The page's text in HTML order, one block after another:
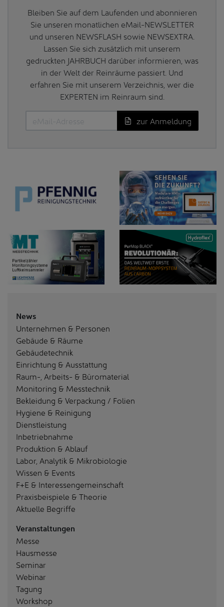
Bleiben Sie auf dem Laufenden und abonnieren
Sie unseren monatlichen eMail-NEWSLETTER
und unseren NEWSFLASH sowie NEWSEXTRA.
Lassen Sie sich zusätzlich mit unserem
gedruckten JAHRBUCH darüber informieren, was
in der Welt der Reinräume passiert. Und
erfahren Sie mit unserem Verzeichnis, wer die
EXPERTEN im Reinraum sind.
zur Anmeldung
News
Unternehmen & Personen
Gebäude & Räume
Gebäudetechnik
Einrichtung & Ausstattung
Raum-, Arbeits- & Büromaterial
Monitoring & Messtechnik
Bekleidung & Verpackung / Folien
Hygiene & Reinigung
Dienstleistung
Inbetriebnahme
Produktion & Ablauf
Labor, Analytik & Mikrobiologie
Wissen & Events
F+E & Interessengemeinschaft
Praxisbeispiele & Theorie
Aktuelle Begriffe
Veranstaltungen
Messe
Hausmesse
Seminar
Webinar
Tagung
Workshop